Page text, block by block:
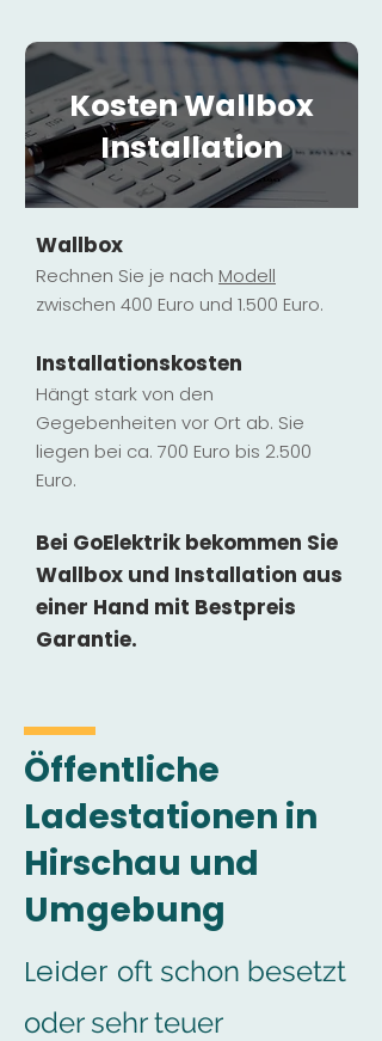
Kosten Wallbox
Installation
Wallbox
Rechnen Sie je nach Modell
zwischen 400 Euro und 1.500 Euro.
Installationskosten
Hängt stark von den
Gegebenheiten vor Ort ab. Sie
liegen bei ca. 700 Euro bis 2.500
Euro.
Bei GoElektrik bekommen Sie
Wallbox und Installation aus
einer Hand mit Bestpreis
Garantie.
Öffentliche
Ladestationen in
Hirschau und
Umgebung
Leider oft schon besetzt
oder sehr teuer